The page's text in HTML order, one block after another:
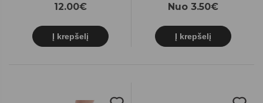
12.00€
Į krepšelį
Nuo 3.50€
Į krepšelį